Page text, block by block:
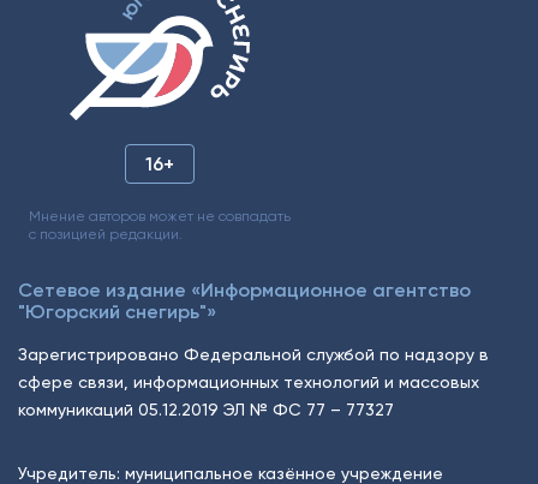
16+
Мнение авторов может не совпадать
с позицией редакции.
Сетевое издание «Информационное агентство
"Югорский снегирь"»
Зарегистрировано Федеральной службой по надзору в
сфере связи, информационных технологий и массовых
коммуникаций 05.12.2019 ЭЛ № ФС 77 – 77327
Учредитель: муниципальное казённое учреждение